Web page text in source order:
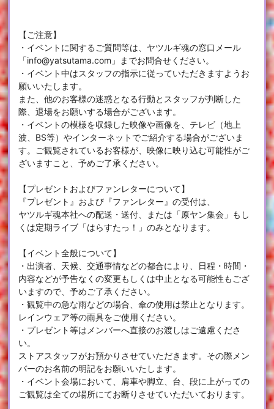
【ご注意】
・イベントに関するご質問等は、ヤツルギ魂の窓口メール
「info@yatsutama.com」までお問合せください。
・イベント中はスタッフの指示に従っていただきますようお
願いいたします。
また、他のお客様の迷惑となる行動とスタッフが判断した
際、退場をお願いする場合がございます。
・イベントの模様を収録した映像や画像を、テレビ（地上
波、BS等）やインターネットでご紹介する場合がございま
す。ご観覧されているお客様が、映像に映り込む可能性がご
ざいますこと、予めご了承ください。
【プレゼントおよびファンレターについて】
『プレゼント』および『ファンレター』の受付は、
ヤツルギ魂本社への配送・送付、または「原ヤン集会」もし
くは定期ライブ「はらすたっ！」のみとなります。
【イベント全般について】
・出演者、天候、交通事情などの都合により、日程・時間・
内容などが予告なくの変更もしくは中止となる可能性もござ
いますので、予めご了承ください。
・観覧中の急な雨などの場合、傘の使用は禁止となります。
レインウェア等の雨具をご使用ください。
・プレゼント等はメンバーへ直接のお渡しはご遠慮くださ
い。
ストアスタッフがお預かりさせていただきます。その際メン
バーのお名前の明記をお願いいたします。
・イベント会場において、肩車や脚立、台、段に上がっての
ご観覧は全ての場所にてお断りさせていただいております。